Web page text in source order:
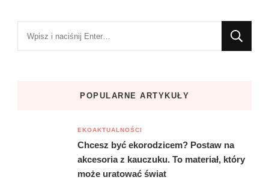
POPULARNE ARTYKUŁY
EKOAKTUALNOŚCI
Chcesz być ekorodzicem? Postaw na
akcesoria z kauczuku. To materiał, który
może uratować świat